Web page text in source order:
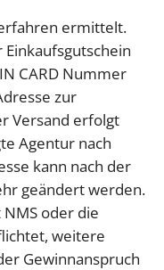
ermittelt.
CARD Nummer
zur
Versand erfolgt
Agentur nach
kann nach der
geändert werden.
oder die
weitere
Gewinnanspruch